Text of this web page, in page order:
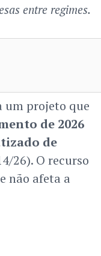
entre regimes.
um projeto que
de 2026
de
26). O recurso
não afeta a